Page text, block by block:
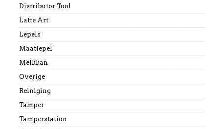
Distributor Tool
Latte Art
Lepels
Maatlepel
Melkkan
Overige
Reiniging
Tamper
Tamperstation